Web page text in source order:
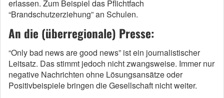
erlassen. Zum Beispiel das Pflichtfach
“Brandschutzerziehung” an Schulen.
An die (überregionale) Presse:
“Only bad news are good news” ist ein journalistischer
Leitsatz. Das stimmt jedoch nicht zwangsweise. Immer nur
negative Nachrichten ohne Lösungsansätze oder
Positivbeispiele bringen die Gesellschaft nicht weiter.